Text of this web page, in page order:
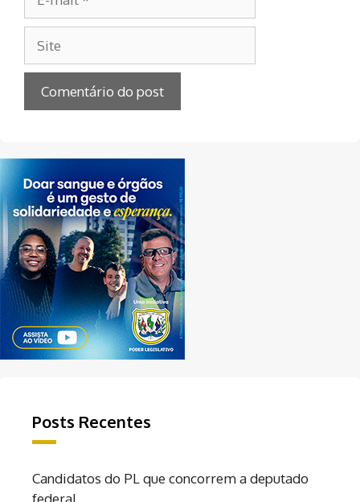
mail
Posts Recentes
Candidatos do PL que concorrem a deputado